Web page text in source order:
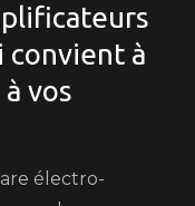
convient à
vos
électro-